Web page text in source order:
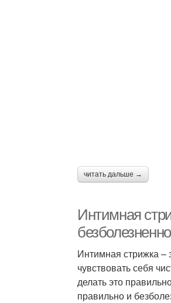
читать дальше →
Интимная
безболезненно
Интимная стрижка –
чувствовать себя
делать это
правильно и